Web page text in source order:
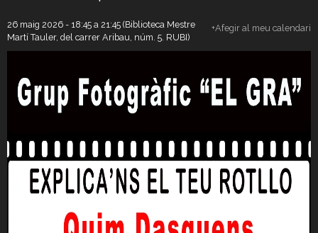
26 maig 2026 - 18:45 a 21:45 +Afegir al meu calendari
(Biblioteca Mestre
Martí Tauler, del carrer Aribau, núm. 5. RUBI)